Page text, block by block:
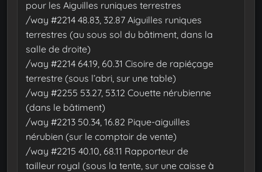
pour les Aiguilles runiques terrestres
/way #2214 48.83, 32.87 Aiguilles runiques
terrestres (au sous sol du bâtiment, dans la
salle de droite)
/way #2214 64.19, 60.31 Cisoire de rapiéçage
terrestre (sous l’abri, sur une table)
/way #2255 53.27, 53.12 Couette nérubienne
(dans le bâtiment)
/way #2213 50.34, 16.82 Pique-aiguilles
nérubien (sur le comptoir de vente)
/way #2215 40.10, 68.11 Rapporteur de
tailleur royal (sous la tente, sur une caisse à